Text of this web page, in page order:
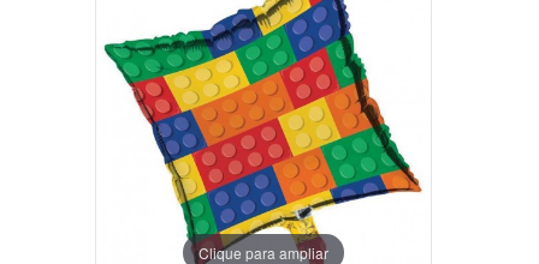
Clique para ampliar